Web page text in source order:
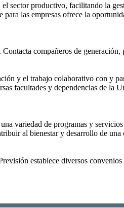
productivo, facilitando la
las empresas ofrece la
compañeros de
y el trabajo colaborativo con y
facultades y dependencias de la
variedad de programas y
al bienestar y desarrollo de una
establece diversos